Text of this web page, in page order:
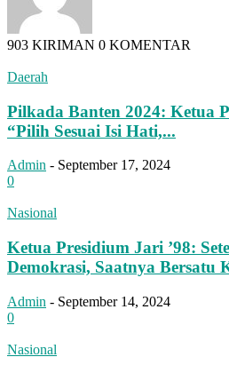
903 KIRIMAN 0 KOMENTAR
Daerah
Pilkada Banten 2024: Ketua
“Pilih Sesuai Isi Hati,...
Admin - September 17, 2024
0
Nasional
Ketua Presidium Jari ’98:
Demokrasi, Saatnya Bersatu
Admin - September 14, 2024
0
Nasional